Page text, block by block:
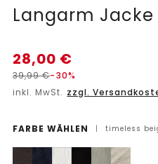
Langarm
28,00 €
39,99€-30%
inkl. MwSt. zzgl.
FARBE WÄHLEN | timeless